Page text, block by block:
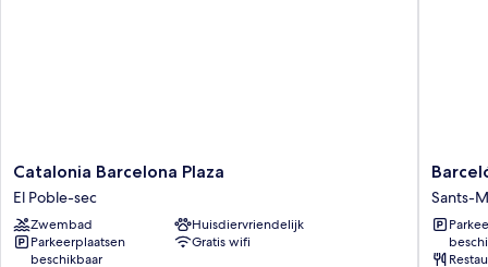
Catalonia
Barcelona
Plaza
El
Poble-
Catalonia Barcelona Plaza
El Poble-sec
Zwembad
Huisdiervriendelijk
Parkeerplaatsen
beschikbaar
Gratis wifi
Barceló
Sants
Sants-
Sants-